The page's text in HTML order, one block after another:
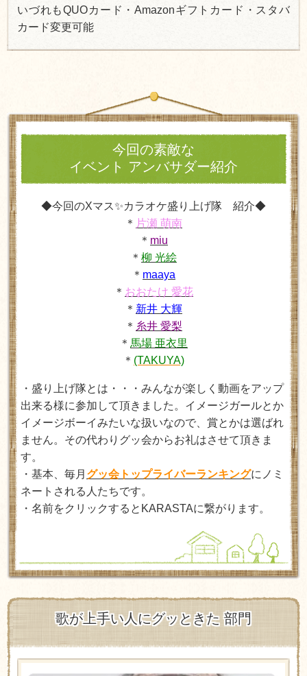
いづれもQUOカード・Amazonギフトカード・スタバ
カード変更可能
今回の素敵な
イベント アンバサダー紹介
◆今回のXマス✨カラオケ盛り上げ隊 紹介◆
＊ 片瀬 萌南
＊ miu
＊ 柳 光絵
＊ maaya
＊ おおたけ 愛花
＊ 新井 大輝
＊ 糸井 愛梨
＊ 馬場 亜衣里
＊ (TAKUYA)
・盛り上げ隊とは・・・みんなが楽しく動画をアップ
出来る様に参加して頂きました。イメージガールとか
イメージボーイみたいな扱いなので、賞とかは選ばれ
ません。その代わりグッ会からお礼はさせて頂きま
す。
・基本、毎月 グッ会トップライバーランキングにノミ
ネートされる人たちです。
・名前をクリックするとKARASTAに繋がります。
歌が上手い人にグッときた 部門